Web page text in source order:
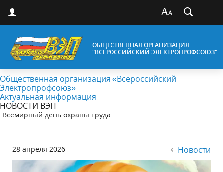
ОБЩЕСТВЕННАЯ ОРГАНИЗАЦИЯ
"ВСЕРОССИЙСКИЙ ЭЛЕКТРОПРОФСОЮЗ"
Общественная организация «Всероссийский
Электропрофсоюз»
Актуальная информация
НОВОСТИ ВЭП
Всемирный день охраны труда
28 апреля 2026 Новости